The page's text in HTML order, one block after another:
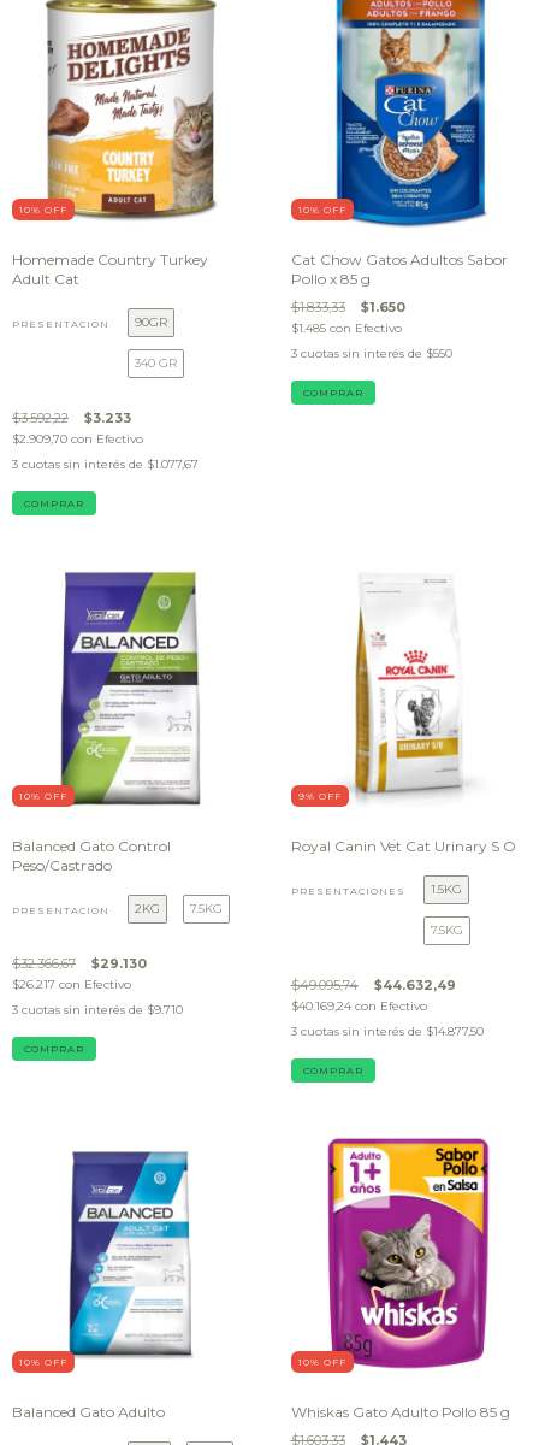
10% OFF
Homemade Country Turkey
Adult Cat
PRESENTACIÓN 90GR
340 GR
$3.592,22 $3.233
$2.909,70 con Efectivo
3 cuotas sin interés de $1.077,67
COMPRAR
10% OFF
Cat Chow Gatos Adultos Sabor
Pollo x 85 g
$1.833,33 $1.650
$1.485 con Efectivo
3 cuotas sin interés de $550
10% OFF
Balanced Gato Control
Peso/Castrado
PRESENTACIÓN 2KG 7.5KG
$32.366,67 $29.130
$26.217 con Efectivo
3 cuotas sin interés de $9.710
COMPRAR
9% OFF
Royal Canin Vet Cat Urinary S O
PRESENTACIONES 1.5KG
7.5KG
$49.095,74 $44.632,49
$40.169,24con Efectivo
3 cuotas sin interés de $14.877,50
COMPRAR
10% OFF
Balanced Gato Adulto
10% OFF
Whiskas Gato Adulto Pollo 85 g
$1.603,33 $1.443